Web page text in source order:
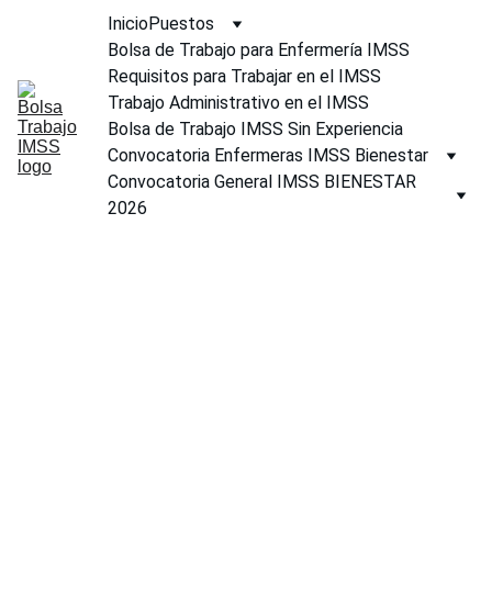
InicioPuestos
Bolsa de Trabajo para Enfermería IMSS
Requisitos para Trabajar en el IMSS
Trabajo Administrativo en el IMSS
Bolsa de Trabajo IMSS Sin Experiencia
Convocatoria Enfermeras IMSS Bienestar
Convocatoria General IMSS BIENESTAR
2026